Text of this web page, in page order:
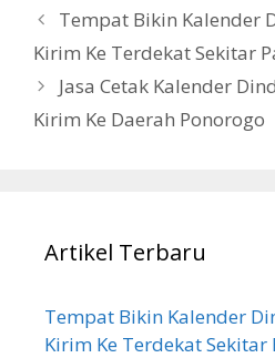
Tempat Bikin Kalender
Kirim Ke Terdekat Sekitar
Jasa Cetak Kalender
Kirim Ke Daerah Ponorogo
Artikel Terbaru
Tempat Bikin Kalender
Kirim Ke Terdekat